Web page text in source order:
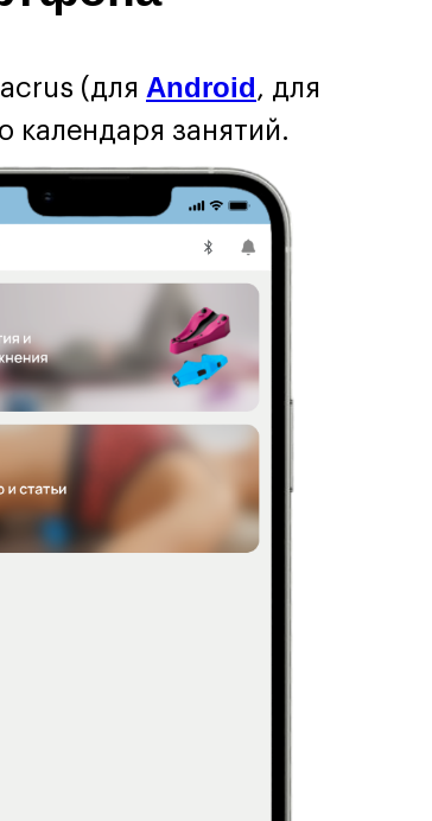
(для Android, для
календаря занятий.